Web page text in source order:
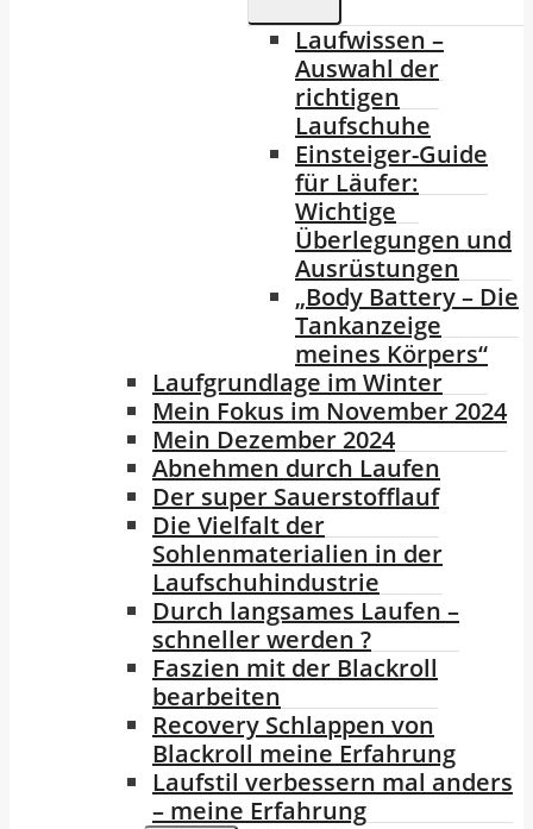
Laufwissen –
Auswahl der
richtigen
Laufschuhe
Einsteiger-Guide
für Läufer:
Wichtige
Überlegungen und
Ausrüstungen
„Body Battery – Die
Tankanzeige
meines Körpers“
Laufgrundlage im Winter
Mein Fokus im November 2024
Mein Dezember 2024
Abnehmen durch Laufen
Der super Sauerstofflauf
Die Vielfalt der
Sohlenmaterialien in der
Laufschuhindustrie
Durch langsames Laufen –
schneller werden ?
Faszien mit der Blackroll
bearbeiten
Recovery Schlappen von
Blackroll meine Erfahrung
Laufstil verbessern mal anders
– meine Erfahrung